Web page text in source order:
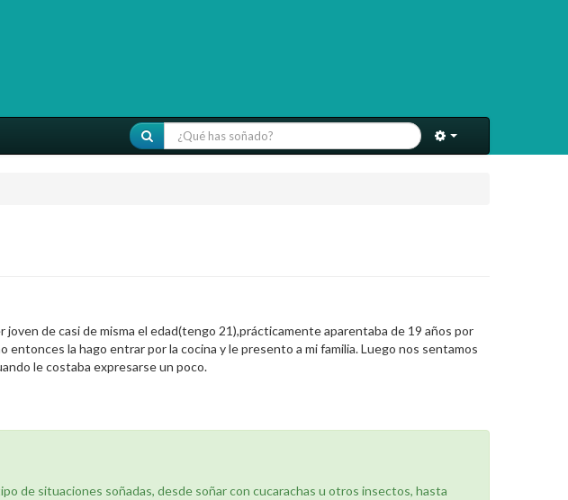
de casi de misma el edad(tengo 21),prácticamente aparentaba de 19 años por
la hago entrar por la cocina y le presento a mi familia. Luego nos sentamos
le costaba expresarse un poco.
de situaciones soñadas, desde soñar con cucarachas u otros insectos, hasta